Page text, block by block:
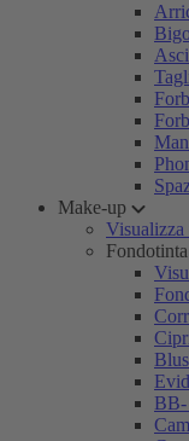
Make-up
Visualizza
Fondotinta
BB-